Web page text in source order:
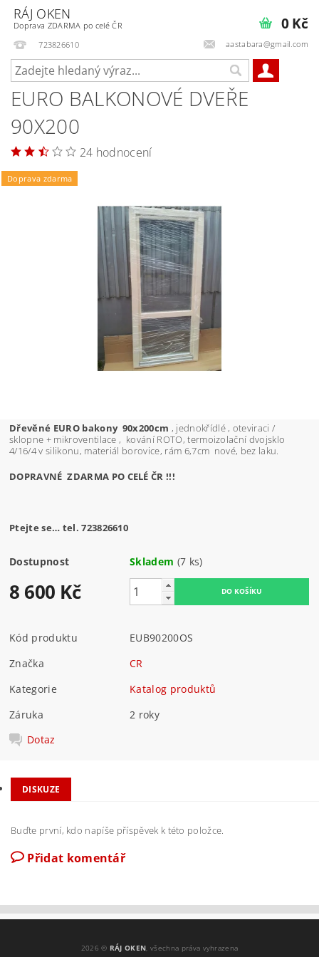
RÁJ OKEN
Doprava ZDARMA po celé ČR
723826610
aastabara@gmail.com
0 Kč
EURO BALKONOVÉ DVEŘE
90X200
24 hodnocení
Doprava zdarma
Dřevěné EURO bakony 90x200cm , jednokřídlé , oteviraci /
sklopne + mikroventilace , kování ROTO, termoizolační dvojsklo
4/16/4 v silikonu, materiál borovice, rám 6,7cm nové, bez laku.
DOPRAVNÉ ZDARMA PO CELÉ ČR !!!
Ptejte se… tel. 723826610
Dostupnost Skladem (7 ks)
8 600 Kč
Kód produktu
EUB90200OS
Značka
CR
Kategorie
Katalog produktů
Záruka
2 roky
Dotaz
DISKUZE
Buďte první, kdo napíše příspěvek k této položce.
Přidat komentář
2026 © RÁJ OKEN , všechna práva vyhrazena